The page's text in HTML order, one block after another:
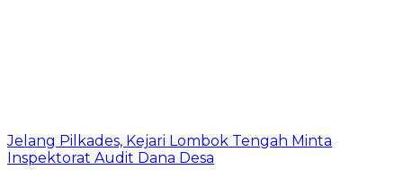
Jelang Pilkades, Kejari Lombok Tengah Minta
Inspektorat Audit Dana Desa